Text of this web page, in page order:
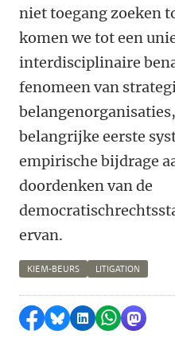
niet toegang zoeken
komen we tot een
interdisciplinaire
fenomeen van
belangrijke eerste
empirische bijdrage
doordenken van de
ervan.
KIEM-BEURS LITIGATION
Delen op Facebook
Delen via Bluesky
Delen opDelen via
Delen